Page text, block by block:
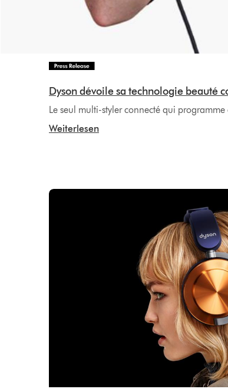
Dyson dévoile sa technologie beauté
Le seul multi-styler connecté qui
Weiterlesen